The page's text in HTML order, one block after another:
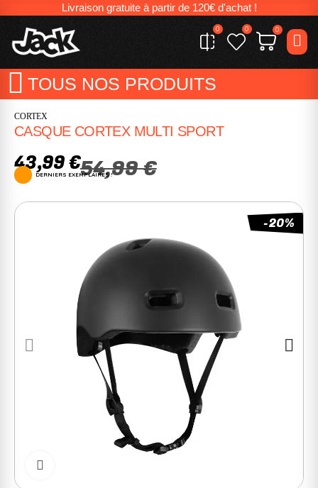
Livraison gratuite à partir de 120€ d'achat !
0 0 0
TOUS NOS PRODUITS
CORTEX
CASQUE CORTEX MULTI SPORT
43,99 €54,99 €
DERNIERS EXEMPLAIRES !
-20%